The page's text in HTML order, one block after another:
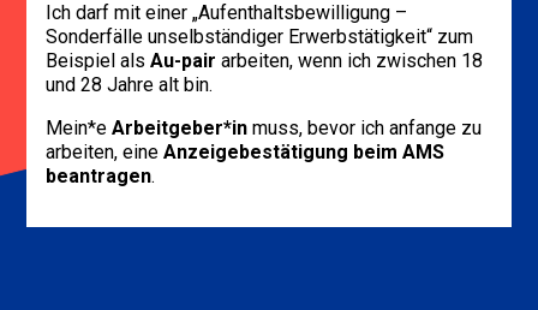
Ich darf mit einer „Aufenthaltsbewilligung –
Sonderfälle unselbständiger Erwerbstätigkeit“ zum
Beispiel alsAu-pair arbeiten, wenn ich zwischen 18
und 28 Jahre alt bin.
Mein*eArbeitgeber*in muss, bevor ich anfange zu
arbeiten, eineAnzeigebestätigung beim AMS
beantragen.